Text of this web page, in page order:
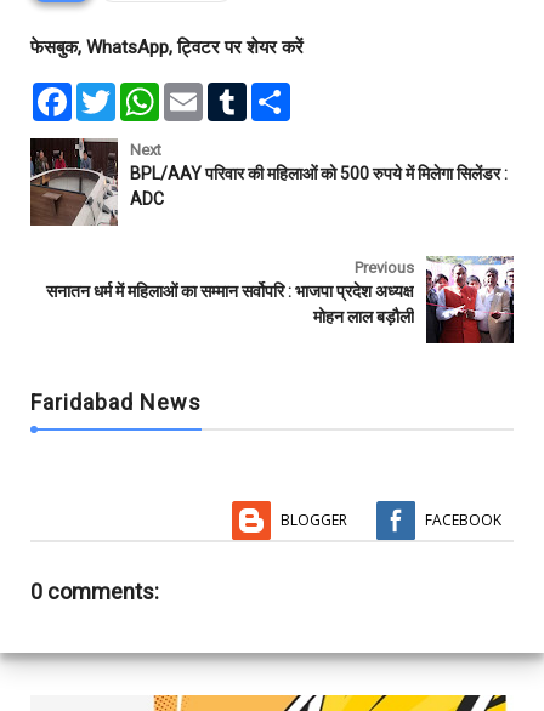
फेसबुक, WhatsApp, ट्विटर पर शेयर करें
F
e
b
o
o
k
T
w
t
t
e
r
W
t
s
A
p
E
l
T
l
e
Next
BPL/AAY परिवार की महिलाओं को 500 रुपये में मिलेगा सिलेंडर :
ADC
Previous
सनातन धर्म में महिलाओं का सम्मान सर्वोपरि : भाजपा प्रदेश अध्यक्ष
मोहन लाल बड़ौली
Faridabad News
BLOGGER FACEBOOK
0 comments: